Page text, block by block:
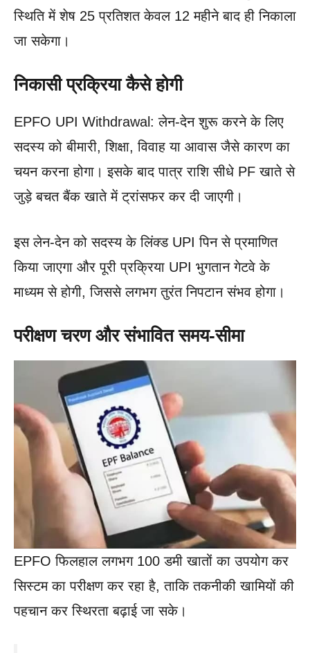
स्थिति में शेष 25 प्रतिशत केवल 12 महीने बाद ही निकाला
जा सकेगा।
निकासी प्रक्रिया कैसे होगी
EPFO UPI Withdrawal: लेन-देन शुरू करने के लिए
सदस्य को बीमारी, शिक्षा, विवाह या आवास जैसे कारण का
चयन करना होगा। इसके बाद पात्र राशि सीधे PF खाते से
जुड़े बचत बैंक खाते में ट्रांसफर कर दी जाएगी।
इस लेन-देन को सदस्य के लिंक्ड UPI पिन से प्रमाणित
किया जाएगा और पूरी प्रक्रिया UPI भुगतान गेटवे के
माध्यम से होगी, जिससे लगभग तुरंत निपटान संभव होगा।
परीक्षण चरण और संभावित समय-सीमा
EPFO फिलहाल लगभग 100 डमी खातों का उपयोग कर
सिस्टम का परीक्षण कर रहा है, ताकि तकनीकी खामियों की
पहचान कर स्थिरता बढ़ाई जा सके।